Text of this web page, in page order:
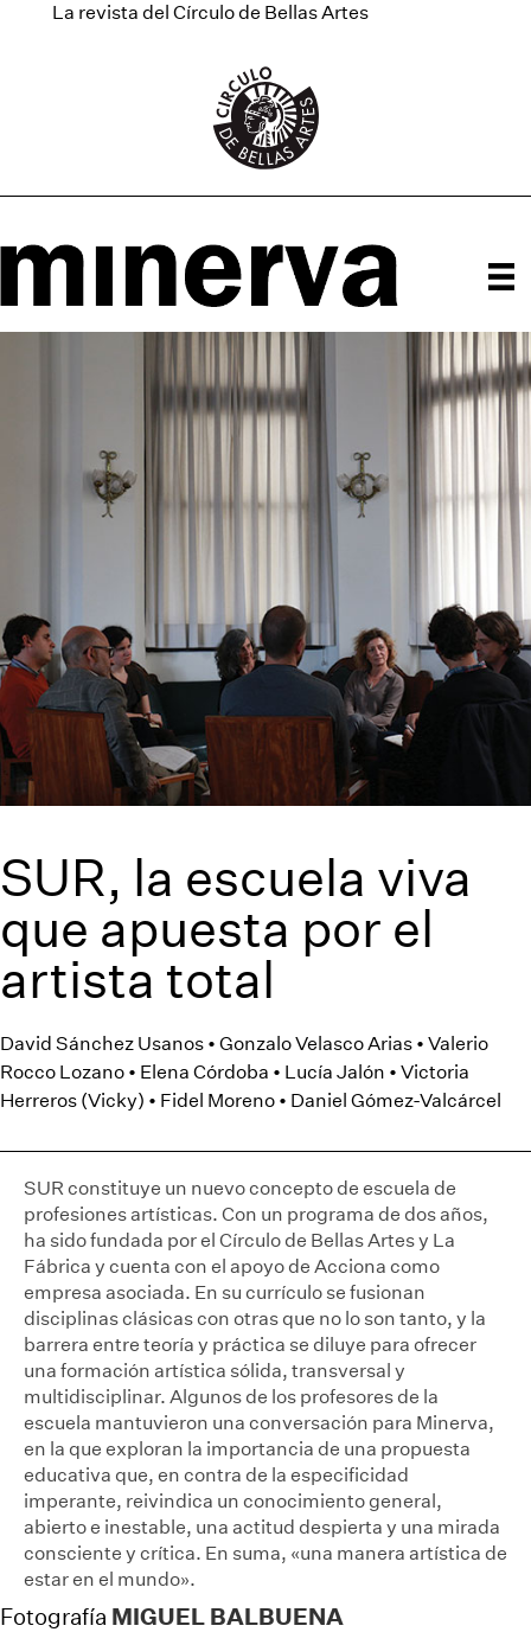
La revista del Círculo de Bellas Artes
SUR, la escuela viva
que apuesta por el
artista total
David Sánchez Usanos • Gonzalo Velasco Arias • Valerio
Rocco Lozano • Elena Córdoba • Lucía Jalón • Victoria
Herreros (Vicky) • Fidel Moreno • Daniel Gómez-Valcárcel
SUR constituye un nuevo concepto de escuela de
profesiones artísticas. Con un programa de dos años,
ha sido fundada por el Círculo de Bellas Artes y La
Fábrica y cuenta con el apoyo de Acciona como
empresa asociada. En su currículo se fusionan
disciplinas clásicas con otras que no lo son tanto, y la
barrera entre teoría y práctica se diluye para ofrecer
una formación artística sólida, transversal y
multidisciplinar. Algunos de los profesores de la
escuela mantuvieron una conversación para Minerva,
en la que exploran la importancia de una propuesta
educativa que, en contra de la especificidad
imperante, reivindica un conocimiento general,
abierto e inestable, una actitud despierta y una mirada
consciente y crítica. En suma, «una manera artística de
estar en el mundo».
Fotografía MIGUEL BALBUENA